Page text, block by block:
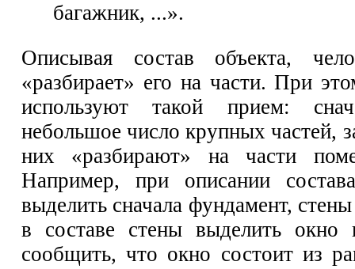
багажник, ...».
Описывая состав объекта,
«разбирает» его на части. При
используют такой прием:
небольшое число крупных частей,
них «разбирают» на части
Например, при описании
выделить сначала фундамент,
в составе стены выделить окно
сообщить, что окно состоит из